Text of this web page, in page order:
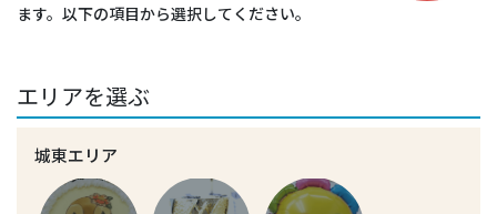
ます。以下の項目から選択してください。
エリアを選ぶ
城東エリア